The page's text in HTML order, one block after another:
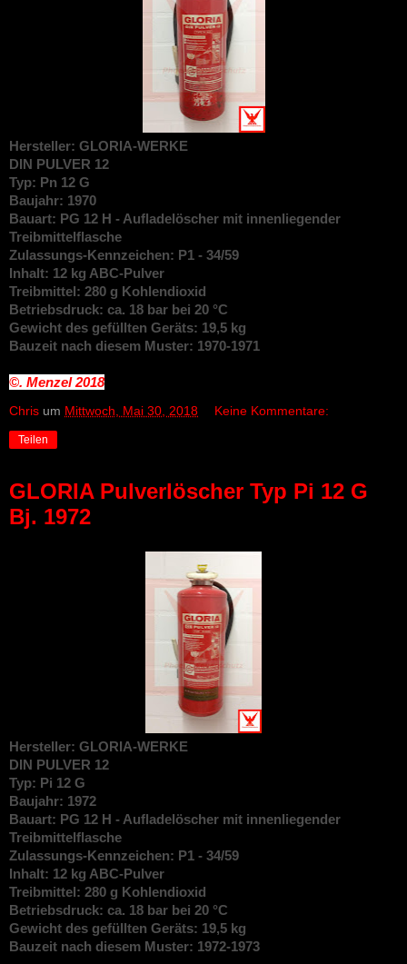
Hersteller: GLORIA-WERKE
DIN PULVER 12
Typ: Pn 12 G
Baujahr: 1970
Bauart: PG 12 H - Aufladelöscher mit innenliegender
Treibmittelflasche
Zulassungs-Kennzeichen: P1 - 34/59
Inhalt: 12 kg ABC-Pulver
Treibmittel: 280 g Kohlendioxid
Betriebsdruck: ca. 18 bar bei 20 °C
Gewicht des gefüllten Geräts: 19,5 kg
Bauzeit nach diesem Muster: 1970-1971
©. Menzel2018
Chris um Mittwoch, Mai 30, 2018 Keine Kommentare:
Teilen
GLORIA Pulverlöscher Typ Pi 12 G
Bj. 1972
Hersteller: GLORIA-WERKE
DIN PULVER 12
Typ: Pi 12 G
Baujahr: 1972
Bauart: PG 12 H - Aufladelöscher mit innenliegender
Treibmittelflasche
Zulassungs-Kennzeichen: P1 - 34/59
Inhalt: 12 kg ABC-Pulver
Treibmittel: 280 g Kohlendioxid
Betriebsdruck: ca. 18 bar bei 20 °C
Gewicht des gefüllten Geräts: 19,5 kg
Bauzeit nach diesem Muster: 1972-1973